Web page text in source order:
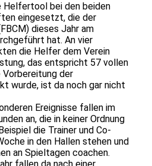
Helfertool bei den beiden
eingesetzt, die der
dieses Jahr am
hat. An vier
die Helfer dem Verein
das entspricht 57 vollen
Vorbereitung der
wurde, ist da noch gar nicht
Ereignisse fallen im
an, die in keiner Ordnung
die Trainer und Co-
in den Hallen stehen und
an Spieltagen coachen.